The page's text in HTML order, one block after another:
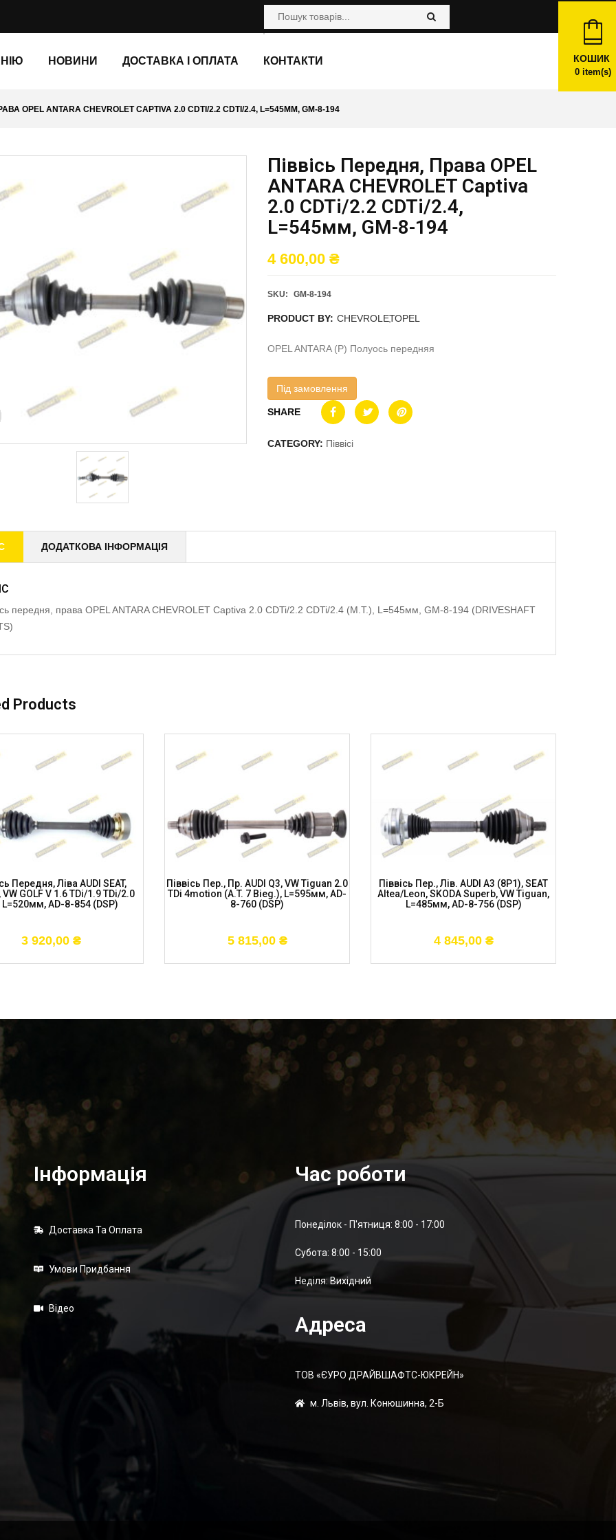
НОВИНИ ДОСТАВКА І ОПЛАТА КОНТАКТИ КОШИК
0item(s)
OPEL ANTARA CHEVROLET CAPTIVA 2.0 CDTI/2.2 CDTI/2.4, L=545ММ, GM-8-194
Піввісь Передня, Права OPEL
ANTARA CHEVROLET Captiva
2.0 CDTi/2.2 CDTi/2.4,
L=545мм, GM-8-194
4 600,00 ₴
SKU: GM-8-194
PRODUCT BY: CHEVROLET
, OPEL
OPEL ANTARA (P) Полуось передняя
Під замовлення
SHARE
CATEGORY: Піввісі
ДОДАТКОВА ІНФОРМАЦІЯ
передня, права OPEL ANTARA CHEVROLET Captiva 2.0 CDTi/2.2 CDTi/2.4 (M.T.), L=545мм, GM-8-194 (DRIVESHAFT
Products
Передня, Ліва AUDI SEAT,
VW GOLF V 1.6 TDi/1.9 TDi/2.0
L=520мм, AD-8-854 (DSP)
3 920,00 ₴
Піввісь Пер., Пр. AUDI Q3, VW Tiguan 2.0
TDi 4motion (A.T. 7 Bieg.), L=595мм, AD-
8-760 (DSP)
5 815,00 ₴
Піввісь Пер., Лів. AUDI A3 (8P1), SEAT
Altea/Leon, SKODA Superb, VW Tiguan,
L=485мм, AD-8-756 (DSP)
4 845,00 ₴
Інформація
Доставка Та Оплата
Умови Придбання
Відео
Час роботи
Понеділок - П'ятниця: 8:00 - 17:00
Суботa: 8:00 - 15:00
Неділя: Вихідний
Адреса
ТОВ «ЄУРО ДРАЙВШАФТC-ЮКРЕЙН»
м. Львів, вул. Конюшинна, 2-Б